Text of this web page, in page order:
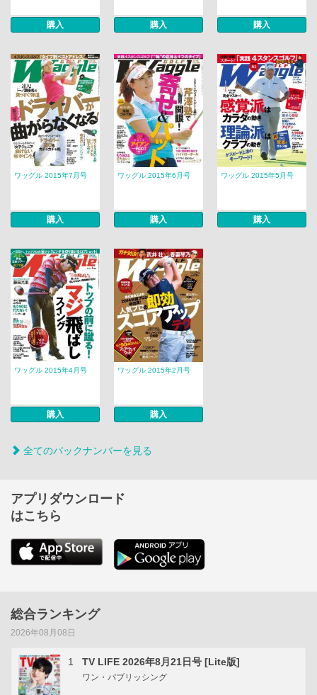
購入 購入 購入
ワッグル 2015年7月号
購入
ワッグル 2015年6月号
購入
ワッグル 2015年5月号
購入
ワッグル 2015年4月号
購入
ワッグル 2015年2月号
購入
全てのバックナンバーを見る
アプリダウンロード
はこちら
総合ランキング
2026年08月08日
1 TV LIFE 2026年8月21日号 [Lite版]
ワン・パブリッシング